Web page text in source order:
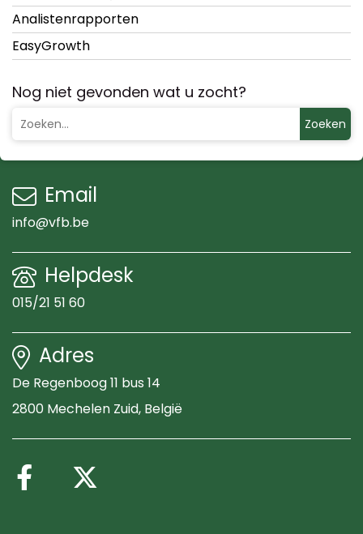
Analistenrapporten
EasyGrowth
Nog niet gevonden wat u zocht?
Zoeken
Email
info@vfb.be
Helpdesk
015/21 51 60
Adres
De Regenboog 11 bus 14
2800 Mechelen Zuid, België
Volg ons op Facebook